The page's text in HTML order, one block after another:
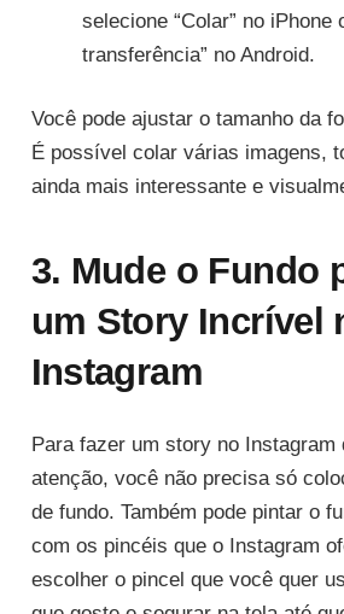
selecione “Colar” no iPhone
transferência” no Android.
Você pode ajustar o tamanho da
É possível colar várias imagens,
ainda mais interessante e
3. Mude o Fundo
um Story Incrível
Instagram
Para fazer um story no Instagram
atenção, você não precisa só
de fundo. Também pode pintar o
com os pincéis que o Instagram
escolher o pincel que você quer